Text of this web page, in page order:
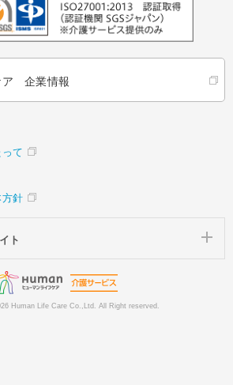
ア 企業情報
て
針
ト
Human Life Care Co.,Ltd. All Right reserved.